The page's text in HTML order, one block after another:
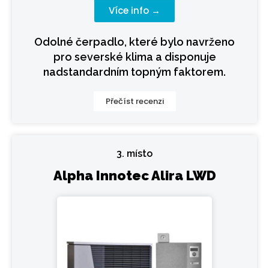
Více info →
Odolné čerpadlo, které bylo navrženo
pro severské klima a disponuje
nadstandardním topným faktorem.
Přečíst recenzi
3. místo
Alpha Innotec Alira LWD